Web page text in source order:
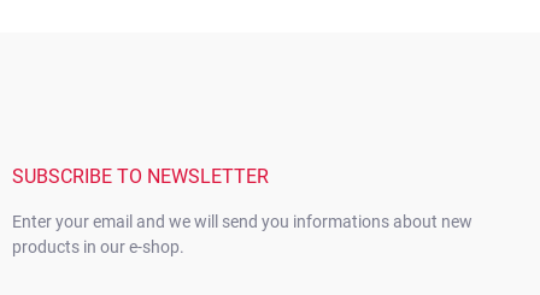
SUBSCRIBE TO NEWSLETTER
Enter your email and we will send you informations about new
products in our e-shop.